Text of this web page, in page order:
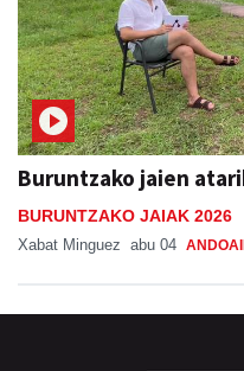
Buruntzako jaien
BURUNTZAKO JAIAK 2026
Xabat Minguez abu 04